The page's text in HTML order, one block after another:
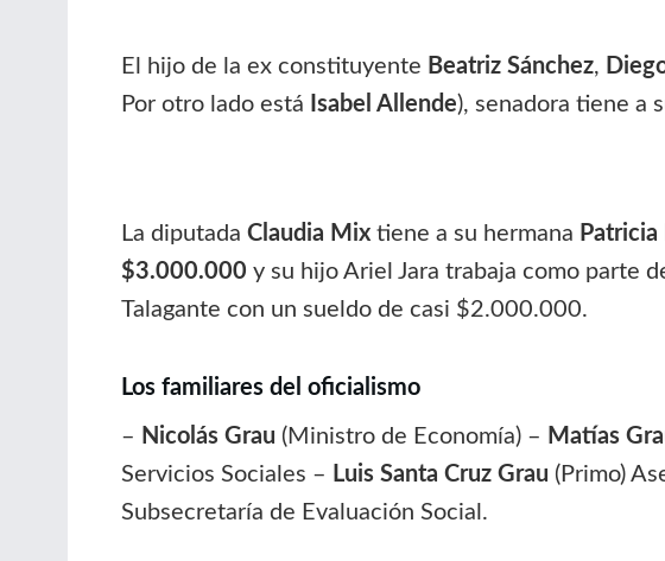
El hijo de la ex constituyente Beatriz Sánchez,
Por otro lado está Isabel Allende), senadora tiene a
La diputada Claudia Mix tiene a su hermana
$3.000.000 y su hijo Ariel Jara trabaja como parte
Talagante con un sueldo de casi $2.000.000.
Los familiares del oficialismo
– Nicolás Grau (Ministro de Economía) – Matías
Servicios Sociales – Luis Santa Cruz Grau (Primo)
Subsecretaría de Evaluación Social.